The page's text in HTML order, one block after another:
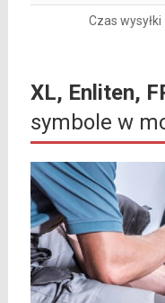
Czas wysyłki
XL, Enliten,
symbole w